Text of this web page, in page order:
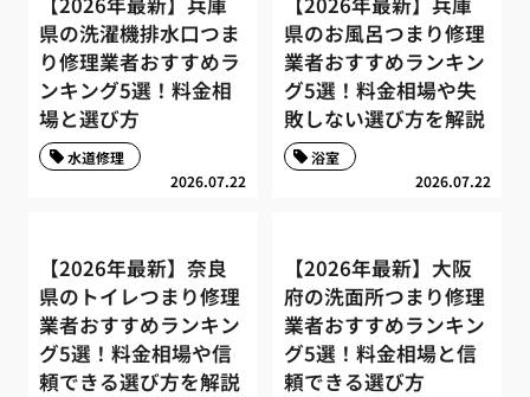
県の洗濯機排水口つま
り修理業者おすすめラ
ンキング5選！料金相
場と選び方
2026.07.22
水道修理
県のお風呂つまり修理
業者おすすめランキン
グ5選！料金相場や失
敗しない選び方を解説
2026.07.22
浴室
【2026年最新】奈良
県のトイレつまり修理
業者おすすめランキン
グ5選！料金相場や信
頼できる選び方を解説
【2026年最新】大阪
府の洗面所つまり修理
業者おすすめランキン
グ5選！料金相場と信
頼できる選び方